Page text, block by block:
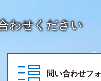
わせください
問い合わせフ